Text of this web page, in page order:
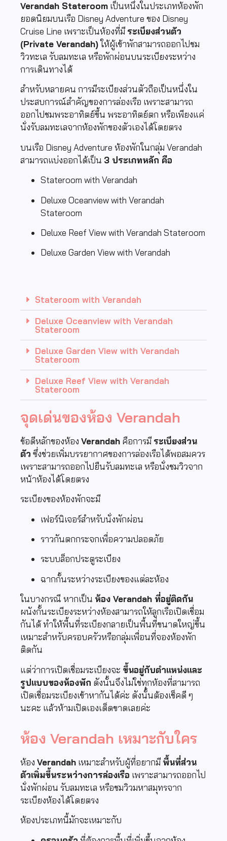
Verandah Stateroom เป็นหนึ่งในประเภทห้องพัก
ยอดนิยมบนเรือ Disney Adventure ของ Disney
Cruise Line เพราะเป็นห้องที่มี ระเบียงส่วนตัว
(Private Verandah)ให้ผู้เข้าพักสามารถออกไปชม
วิวทะเล รับลมทะเล หรือพักผ่อนบนระเบียงระหว่าง
การเดินทางได้
สำหรับหลายคน การมีระเบียงส่วนตัวถือเป็นหนึ่งใน
ประสบการณ์สำคัญของการล่องเรือ เพราะสามารถ
ออกไปชมพระอาทิตย์ขึ้น พระอาทิตย์ตก หรือเพียงแค่
นั่งรับลมทะเลจากห้องพักของตัวเองได้โดยตรง
บนเรือ Disney Adventure ห้องพักในกลุ่ม Verandah
สามารถแบ่งออกได้เป็น 3 ประเภทหลัก คือ
Stateroom with Verandah
Deluxe Oceanview with Verandah
Stateroom
Deluxe Reef View with Verandah Stateroom
Deluxe Garden View with Verandah
Stateroom with Verandah
Deluxe Oceanview with Verandah
Stateroom
Deluxe Garden View with Verandah
Stateroom
Deluxe Reef View with Verandah
Stateroom
จุดเด่นของห้อง Verandah
ข้อดีหลักของห้อง Verandah คือการมี ระเบียงส่วน
ตัว ซึ่งช่วยเพิ่มบรรยากาศของการล่องเรือได้พอสมควร
เพราะสามารถออกไปยืนรับลมทะเล หรือนั่งชมวิวจาก
หน้าห้องได้โดยตรง
ระเบียงของห้องพักจะมี
เฟอร์นิเจอร์สำหรับนั่งพักผ่อน
ราวกันตกกระจกเพื่อความปลอดภัย
ระบบล็อกประตูระเบียง
ฉากกั้นระหว่างระเบียงของแต่ละห้อง
ในบางกรณี หากเป็น ห้อง Verandah ที่อยู่ติดกัน
ผนังกั้นระเบียงระหว่างห้องสามารถให้ลูกเรือเปิดเชื่อม
กันได้ ทำให้พื้นที่ระเบียงกลายเป็นพื้นที่ขนาดใหญ่ขึ้น
เหมาะสำหรับครอบครัวหรือกลุ่มเพื่อนที่จองห้องพัก
ติดกัน
แต่ว่าการเปิดเชื่อมระเบียงจะ ขึ้นอยู่กับตำแหน่งและ
รูปแบบของห้องพัก ดังนั้นจึงไม่ใช่ทุกห้องที่สามารถ
เปิดเชื่อมระเบียงเข้าหากันได้ค่ะ ดังนั้นต้องเช็คดี ๆ
นะคะ แล้วห้ามเปิดเองเด็ดขาดเลยค่ะ
ห้อง Verandah เหมาะกับใคร
ห้อง Verandah เหมาะสำหรับผู้ที่อยากมี พื้นที่ส่วน
ตัวเพิ่มขึ้นระหว่างการล่องเรือ เพราะสามารถออกไป
นั่งพักผ่อน รับลมทะเล หรือชมวิวมหาสมุทรจาก
ระเบียงห้องได้โดยตรง
ห้องประเภทนี้มักจะเหมาะกับ